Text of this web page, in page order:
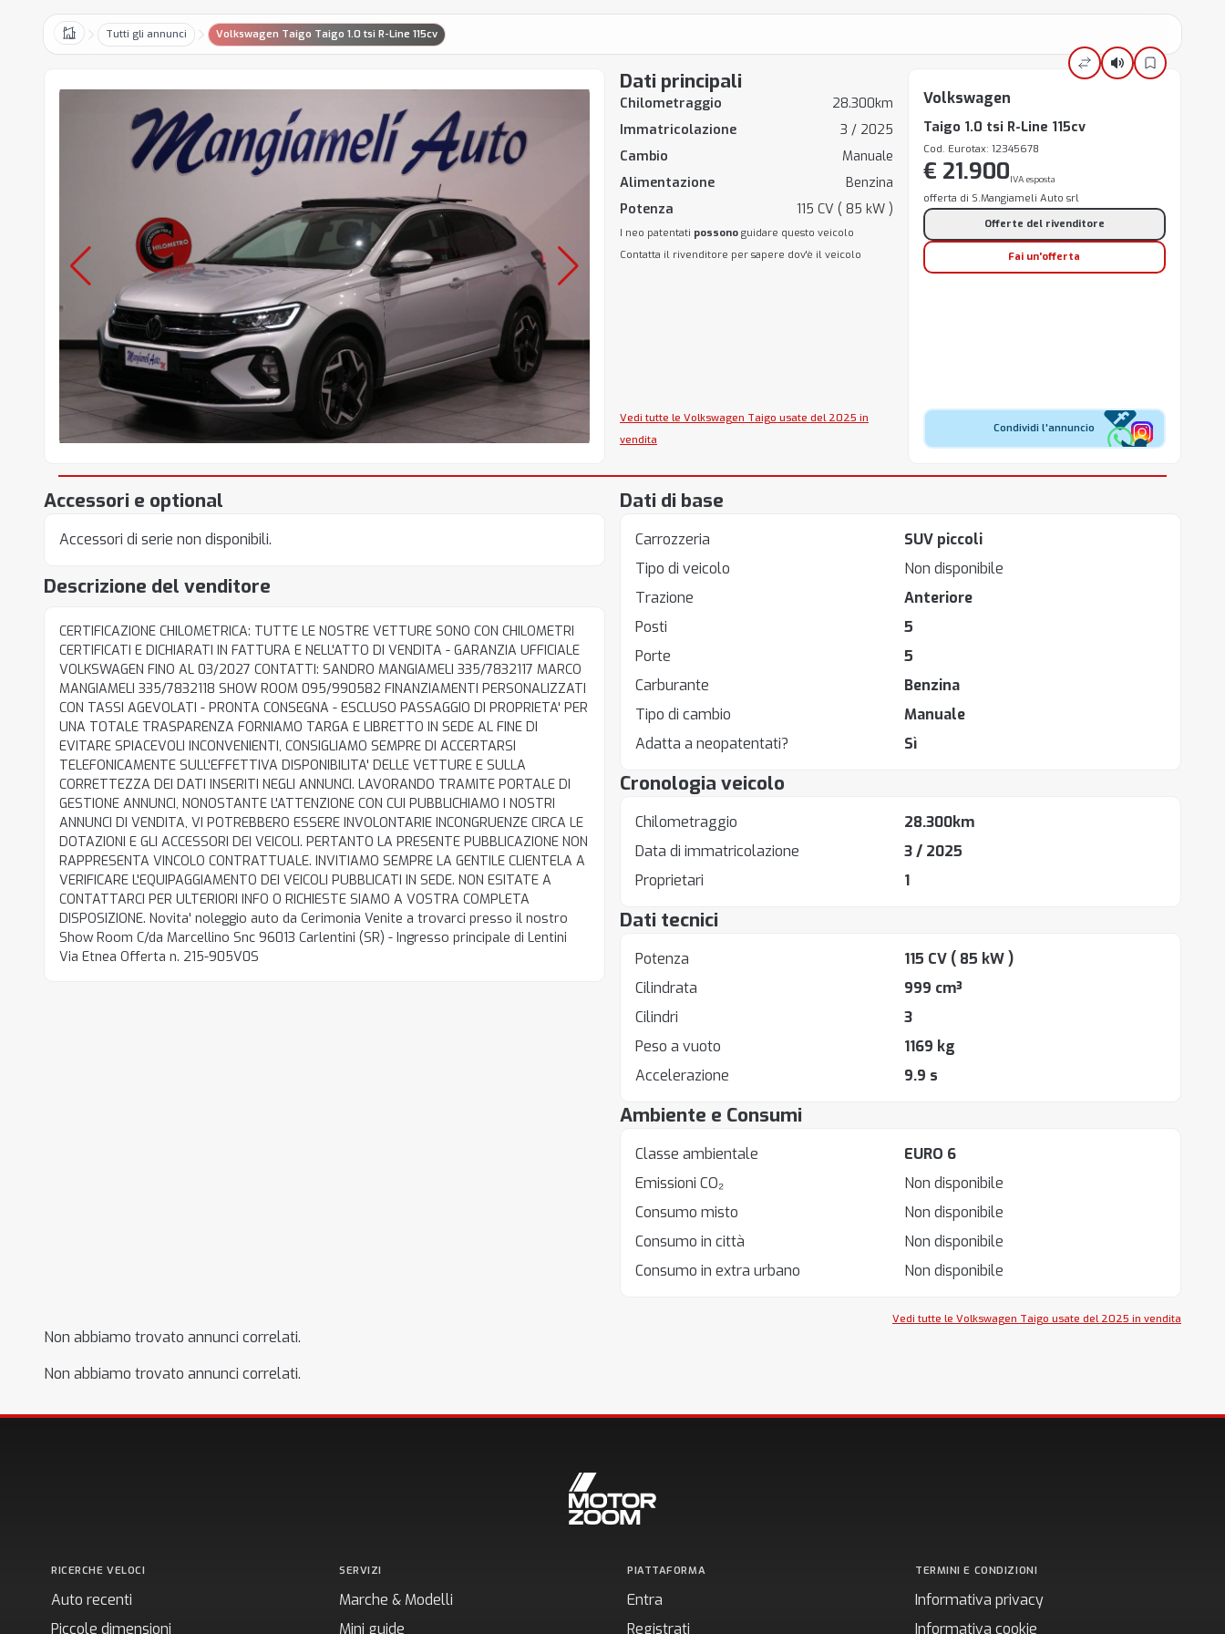
Home Tutti gli annunci Volkswagen Taigo Taigo 1.0 tsi R-Line 115cv
Dati principali
Chilometraggio
28.300km
Immatricolazione
3 / 2025
Cambio
Manuale
Alimentazione
Benzina
Potenza
115 CV ( 85 kW )
I neo patentati possonoguidare questo veicolo
Contatta il rivenditore per sapere dov'è il veicolo
Vedi tutte le Volkswagen Taigo usate del 2025 in
vendita
Volkswagen
Taigo 1.0 tsi R-Line 115cv
Cod. Eurotax: 12345678
€ 21.900IVA esposta
offerta di S.Mangiameli Auto srl
Offerte del rivenditore
Fai un'offerta
Condividi l'annuncio
Descrizione del venditore
CERTIFICAZIONE CHILOMETRICA: TUTTE LE NOSTRE VETTURE SONO CON CHILOMETRI
CERTIFICATI E DICHIARATI IN FATTURA E NELL'ATTO DI VENDITA - GARANZIA UFFICIALE
VOLKSWAGEN FINO AL 03/2027 CONTATTI: SANDRO MANGIAMELI 335/7832117 MARCO
MANGIAMELI 335/7832118 SHOW ROOM 095/990582 FINANZIAMENTI PERSONALIZZATI
CON TASSI AGEVOLATI - PRONTA CONSEGNA - ESCLUSO PASSAGGIO DI PROPRIETA' PER
UNA TOTALE TRASPARENZA FORNIAMO TARGA E LIBRETTO IN SEDE AL FINE DI
EVITARE SPIACEVOLI INCONVENIENTI, CONSIGLIAMO SEMPRE DI ACCERTARSI
TELEFONICAMENTE SULL'EFFETTIVA DISPONIBILITA' DELLE VETTURE E SULLA
CORRETTEZZA DEI DATI INSERITI NEGLI ANNUNCI. LAVORANDO TRAMITE PORTALE DI
GESTIONE ANNUNCI, NONOSTANTE L'ATTENZIONE CON CUI PUBBLICHIAMO I NOSTRI
ANNUNCI DI VENDITA, VI POTREBBERO ESSERE INVOLONTARIE INCONGRUENZE CIRCA LE
DOTAZIONI E GLI ACCESSORI DEI VEICOLI. PERTANTO LA PRESENTE PUBBLICAZIONE NON
RAPPRESENTA VINCOLO CONTRATTUALE. INVITIAMO SEMPRE LA GENTILE CLIENTELA A
VERIFICARE L'EQUIPAGGIAMENTO DEI VEICOLI PUBBLICATI IN SEDE. NON ESITATE A
CONTATTARCI PER ULTERIORI INFO O RICHIESTE SIAMO A VOSTRA COMPLETA
DISPOSIZIONE. Novita' noleggio auto da Cerimonia Venite a trovarci presso il nostro
Show Room C/da Marcellino Snc 96013 Carlentini (SR) - Ingresso principale di Lentini
Via Etnea Offerta n. 215-905V0S
Accessori e optional
Accessori di serie non disponibili.
Dati di base
Carrozzeria
SUV piccoli
Tipo di veicolo
Non disponibile
Trazione
Anteriore
Posti
5
Porte
5
Carburante
Benzina
Tipo di cambio
Manuale
Adatta a neopatentati?
Sì
Cronologia veicolo
Chilometraggio
28.300km
Data di immatricolazione
3 / 2025
Proprietari
1
Dati tecnici
Potenza 115 CV ( 85 kW )
Cilindrata
999 cm³
Cilindri
3
Peso a vuoto
1169 kg
Accelerazione
9.9 s
Ambiente e Consumi
Classe ambientale
EURO 6
Emissioni CO₂
Non disponibile
Consumo misto
Non disponibile
Consumo in città
Non disponibile
Consumo in extra urbano
Non disponibile
Vedi tutte le Volkswagen Taigo usate del 2025 in vendita
Non abbiamo trovato annunci correlati.
Non abbiamo trovato annunci correlati.
RICERCHE VELOCI
Auto recenti
Piccole dimensioni
SERVIZI
Marche & Modelli
Mini guide
PIATTAFORMA
Entra
Registrati
TERMINI E CONDIZIONI
Informativa privacy
Informativa cookie